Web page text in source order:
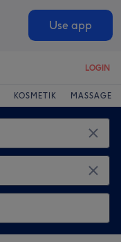
Use app
LOGIN
KOSMETIK MASSAGE